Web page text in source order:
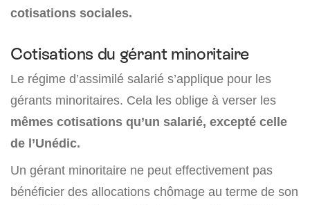
cotisations sociales.
Cotisations du gérant minoritaire
Le régime d’assimilé salarié s’applique pour les
gérants minoritaires. Cela les oblige à verser les
mêmes cotisations qu’un salarié, excepté celle
de l’Unédic.
Un gérant minoritaire ne peut effectivement pas
bénéficier des allocations chômage au terme de son